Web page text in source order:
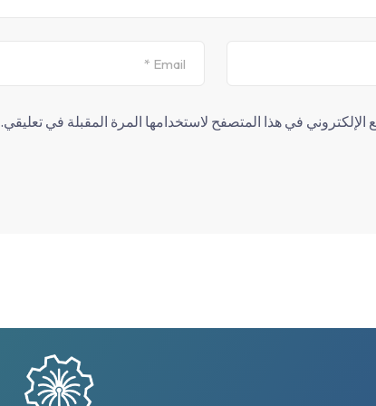
في هذا المتصفح لاستخدامها المرة المقبلة في تعليقي.